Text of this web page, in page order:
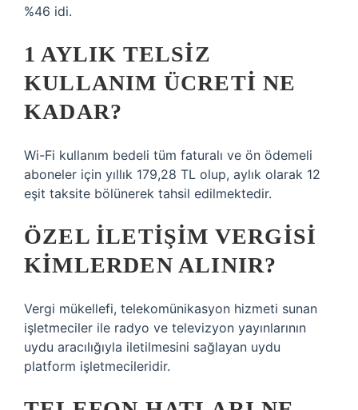
%46 idi.
1 AYLIK TELSIZ
KULLANIM ÜCRETI NE
KADAR?
Wi-Fi kullanım bedeli tüm faturalı ve ön ödemeli
aboneler için yıllık 179,28 TL olup, aylık olarak 12
eşit taksite bölünerek tahsil edilmektedir.
ÖZEL ILETIŞIM VERGISI
KIMLERDEN ALINIR?
Vergi mükellefi, telekomünikasyon hizmeti sunan
işletmeciler ile radyo ve televizyon yayınlarının
uydu aracılığıyla iletilmesini sağlayan uydu
platform işletmecileridir.